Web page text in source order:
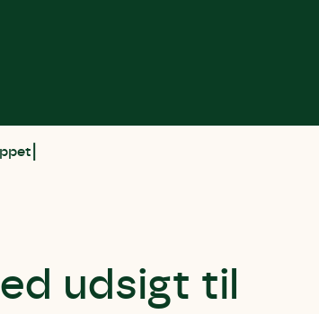
udsigt til